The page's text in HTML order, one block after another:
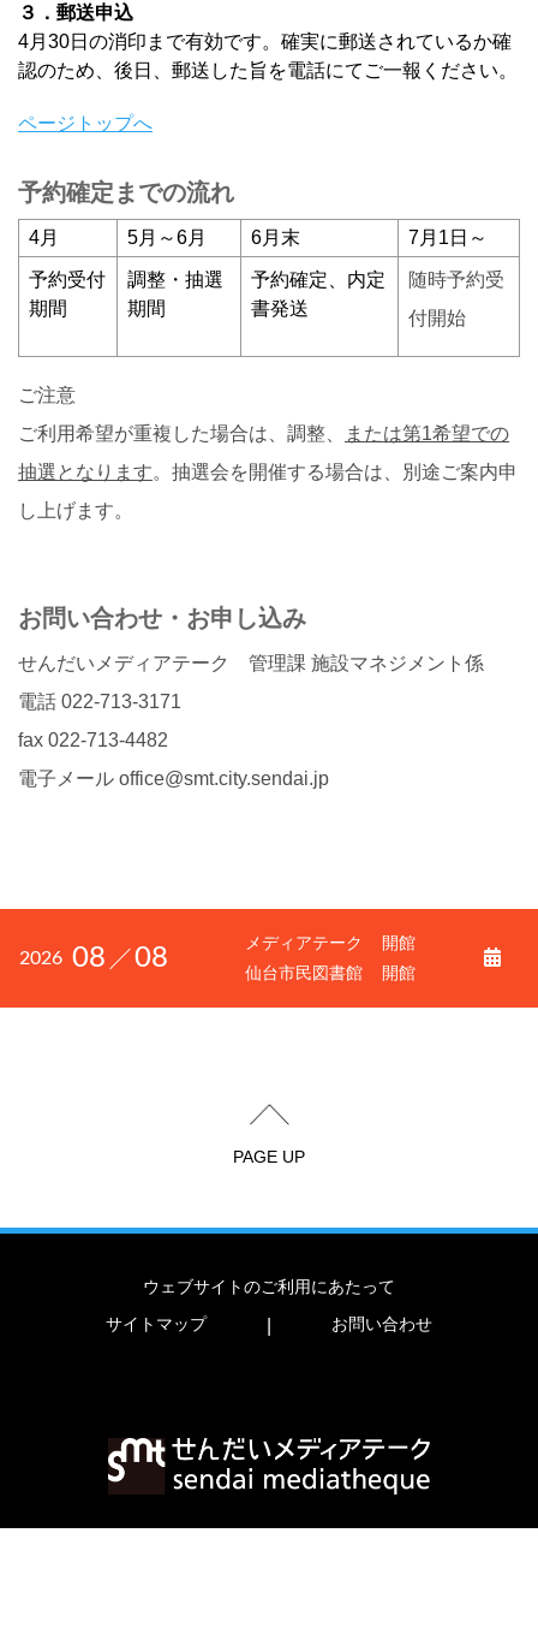
３．郵送申込
4月30日の消印まで有効です。確実に郵送されているか確
認のため、後日、郵送した旨を電話にてご一報ください。
ページトップへ
予約確定までの流れ
4月 5月～6月 6月末 7月1日～
予約受付
期間
調整・抽選
期間
予約確定、内定
書発送
随時予約受
付開始
ご注意
ご利用希望が重複した場合は、調整、
または第1希望での
抽選となります。抽選会を開催する場合は、別途ご案内申
し上げます。
お問い合わせ・お申し込み
せんだいメディアテーク 管理課 施設マネジメント係
電話 022-713-3171
fax 022-713-4482
電子メール office@smt.city.sendai.jp
2026 08 08
メディアテーク
開館
仙台市民図書館
開館
PAGE UP
ウェブサイトのご利用にあたって
サイトマップ
お問い合わせ